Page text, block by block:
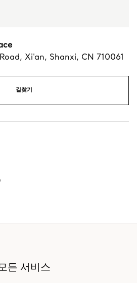
, Xi'an, Shanxi, CN 710061
길찾기
든 서비스